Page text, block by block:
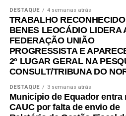
DESTAQUE 4 semanas atrás
TRABALHO
BENES LEOCÁDIO LIDERA
FEDERAÇÃO UNIÃO
PROGRESSISTA E
2º LUGAR GERAL NA
CONSULT/TRIBUNA DO
DESTAQUE 3 semanas atrás
Município de Equador entra
CAUC por falta de envio de